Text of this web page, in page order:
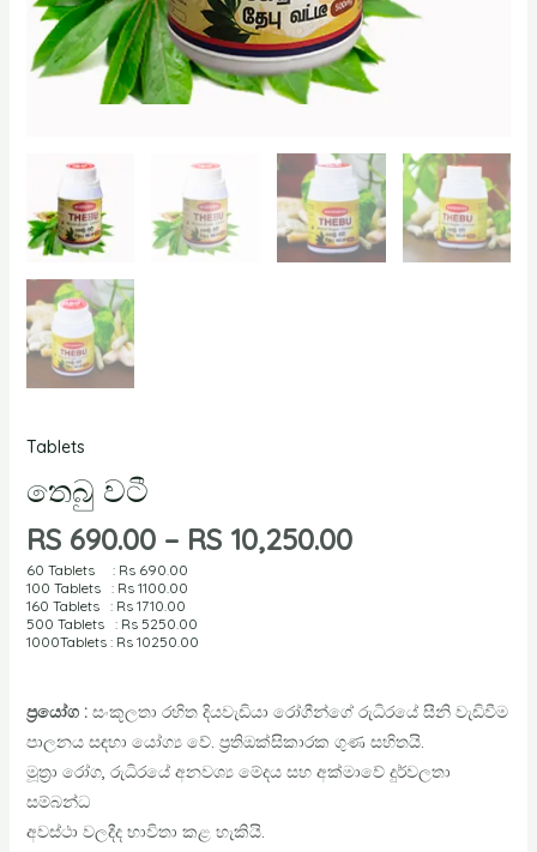
Tablets
තෙබු වටී
RS 690.00– RS 10,250.00
60 Tablets : Rs 690.00
100 Tablets : Rs 1100 .00
160 Tablets : Rs 1710.00
500 Tablets : Rs 5250.00
1000Tablets : Rs 10250.00
ප්‍රයෝග :සංකූලතා රහිත දියවැඩියා රෝගීන්ගේ රුධිරයේ සීනි වැඩිවීම
පාලනය සඳහා යෝග්‍ය වේ. ප්‍රතිඔක්සිකාරක ගුණ සහිතයි.
මූත්‍රා රෝග, රුධිරයේ අනවශ්‍ය මේදය සහ අක්මාවේ දුර්වලතා
සම්බන්ධ
අවස්ථා වලදීද භාවිතා කළ හැකියි.